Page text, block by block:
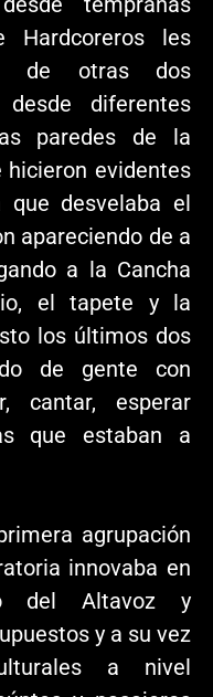
les
de otras dos
desde diferentes
paredes de la
hicieron evidentes
desvelaba el
apareciendo de a
a la Cancha
el tapete y la
los últimos dos
de gente con
cantar, esperar
que estaban a
agrupación
innovaba en
del Altavoz y
y a su vez
a nivel